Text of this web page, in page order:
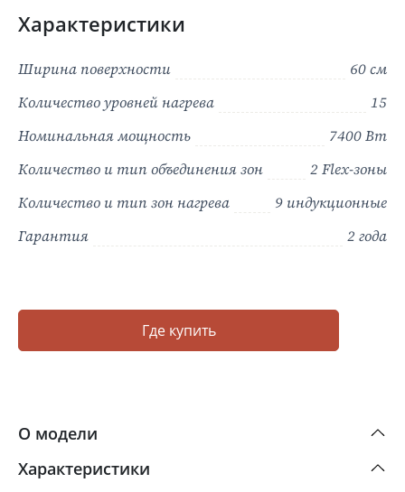
Характеристики
Ширина поверхности
60 см
Количество уровней нагрева
15
Номинальная мощность
7400 Вт
Количество и тип объединения зон
2 Flex-зоны
Количество и тип зон нагрева
9 индукционные
Гарантия
2 года
Где купить
О модели
Характеристики